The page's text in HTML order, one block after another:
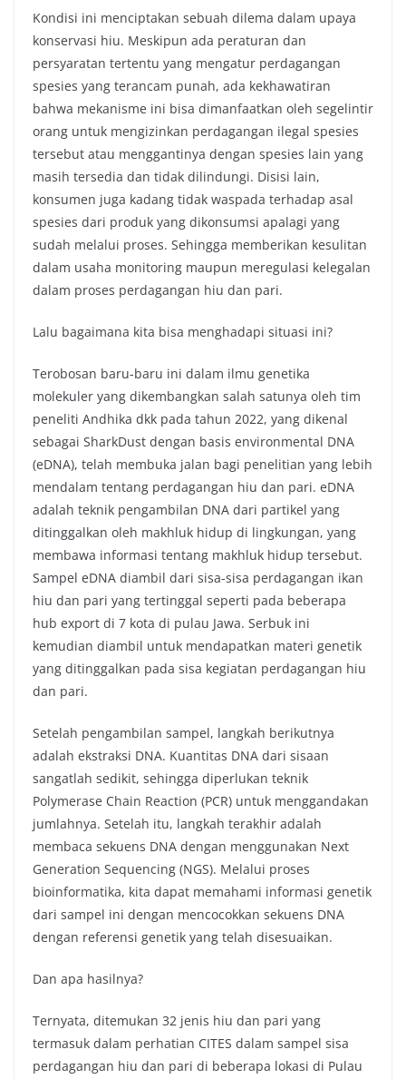
Kondisi ini menciptakan sebuah dilema dalam upaya
konservasi hiu. Meskipun ada peraturan dan
persyaratan tertentu yang mengatur perdagangan
spesies yang terancam punah, ada kekhawatiran
bahwa mekanisme ini bisa dimanfaatkan oleh segelintir
orang untuk mengizinkan perdagangan ilegal spesies
tersebut atau menggantinya dengan spesies lain yang
masih tersedia dan tidak dilindungi. Disisi lain,
konsumen juga kadang tidak waspada terhadap asal
spesies dari produk yang dikonsumsi apalagi yang
sudah melalui proses. Sehingga memberikan kesulitan
dalam usaha monitoring maupun meregulasi kelegalan
dalam proses perdagangan hiu dan pari.
Lalu bagaimana kita bisa menghadapi situasi ini?
Terobosan baru-baru ini dalam ilmu genetika
molekuler yang dikembangkan salah satunya oleh tim
peneliti Andhika dkk pada tahun 2022, yang dikenal
sebagai SharkDust dengan basis environmental DNA
(eDNA), telah membuka jalan bagi penelitian yang lebih
mendalam tentang perdagangan hiu dan pari. eDNA
adalah teknik pengambilan DNA dari partikel yang
ditinggalkan oleh makhluk hidup di lingkungan, yang
membawa informasi tentang makhluk hidup tersebut.
Sampel eDNA diambil dari sisa-sisa perdagangan ikan
hiu dan pari yang tertinggal seperti pada beberapa
hub export di 7 kota di pulau Jawa. Serbuk ini
kemudian diambil untuk mendapatkan materi genetik
yang ditinggalkan pada sisa kegiatan perdagangan hiu
dan pari.
Setelah pengambilan sampel, langkah berikutnya
adalah ekstraksi DNA. Kuantitas DNA dari sisaan
sangatlah sedikit, sehingga diperlukan teknik
Polymerase Chain Reaction (PCR) untuk menggandakan
jumlahnya. Setelah itu, langkah terakhir adalah
membaca sekuens DNA dengan menggunakan Next
Generation Sequencing (NGS). Melalui proses
bioinformatika, kita dapat memahami informasi genetik
dari sampel ini dengan mencocokkan sekuens DNA
dengan referensi genetik yang telah disesuaikan.
Dan apa hasilnya?
Ternyata, ditemukan 32 jenis hiu dan pari yang
termasuk dalam perhatian CITES dalam sampel sisa
perdagangan hiu dan pari di beberapa lokasi di Pulau